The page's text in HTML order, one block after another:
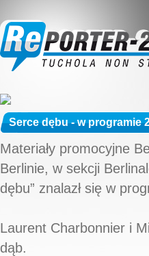
Serce dębu - w programie
Materiały promocyjne
Berlinie, w sekcji
dębu” znalazł się w
Laurent Charbonnier i
dąb.